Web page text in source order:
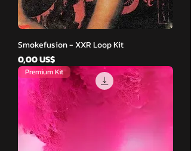
Smokefusion - XXR Loop Kit
Cena
0,00 US$
Premium Kit